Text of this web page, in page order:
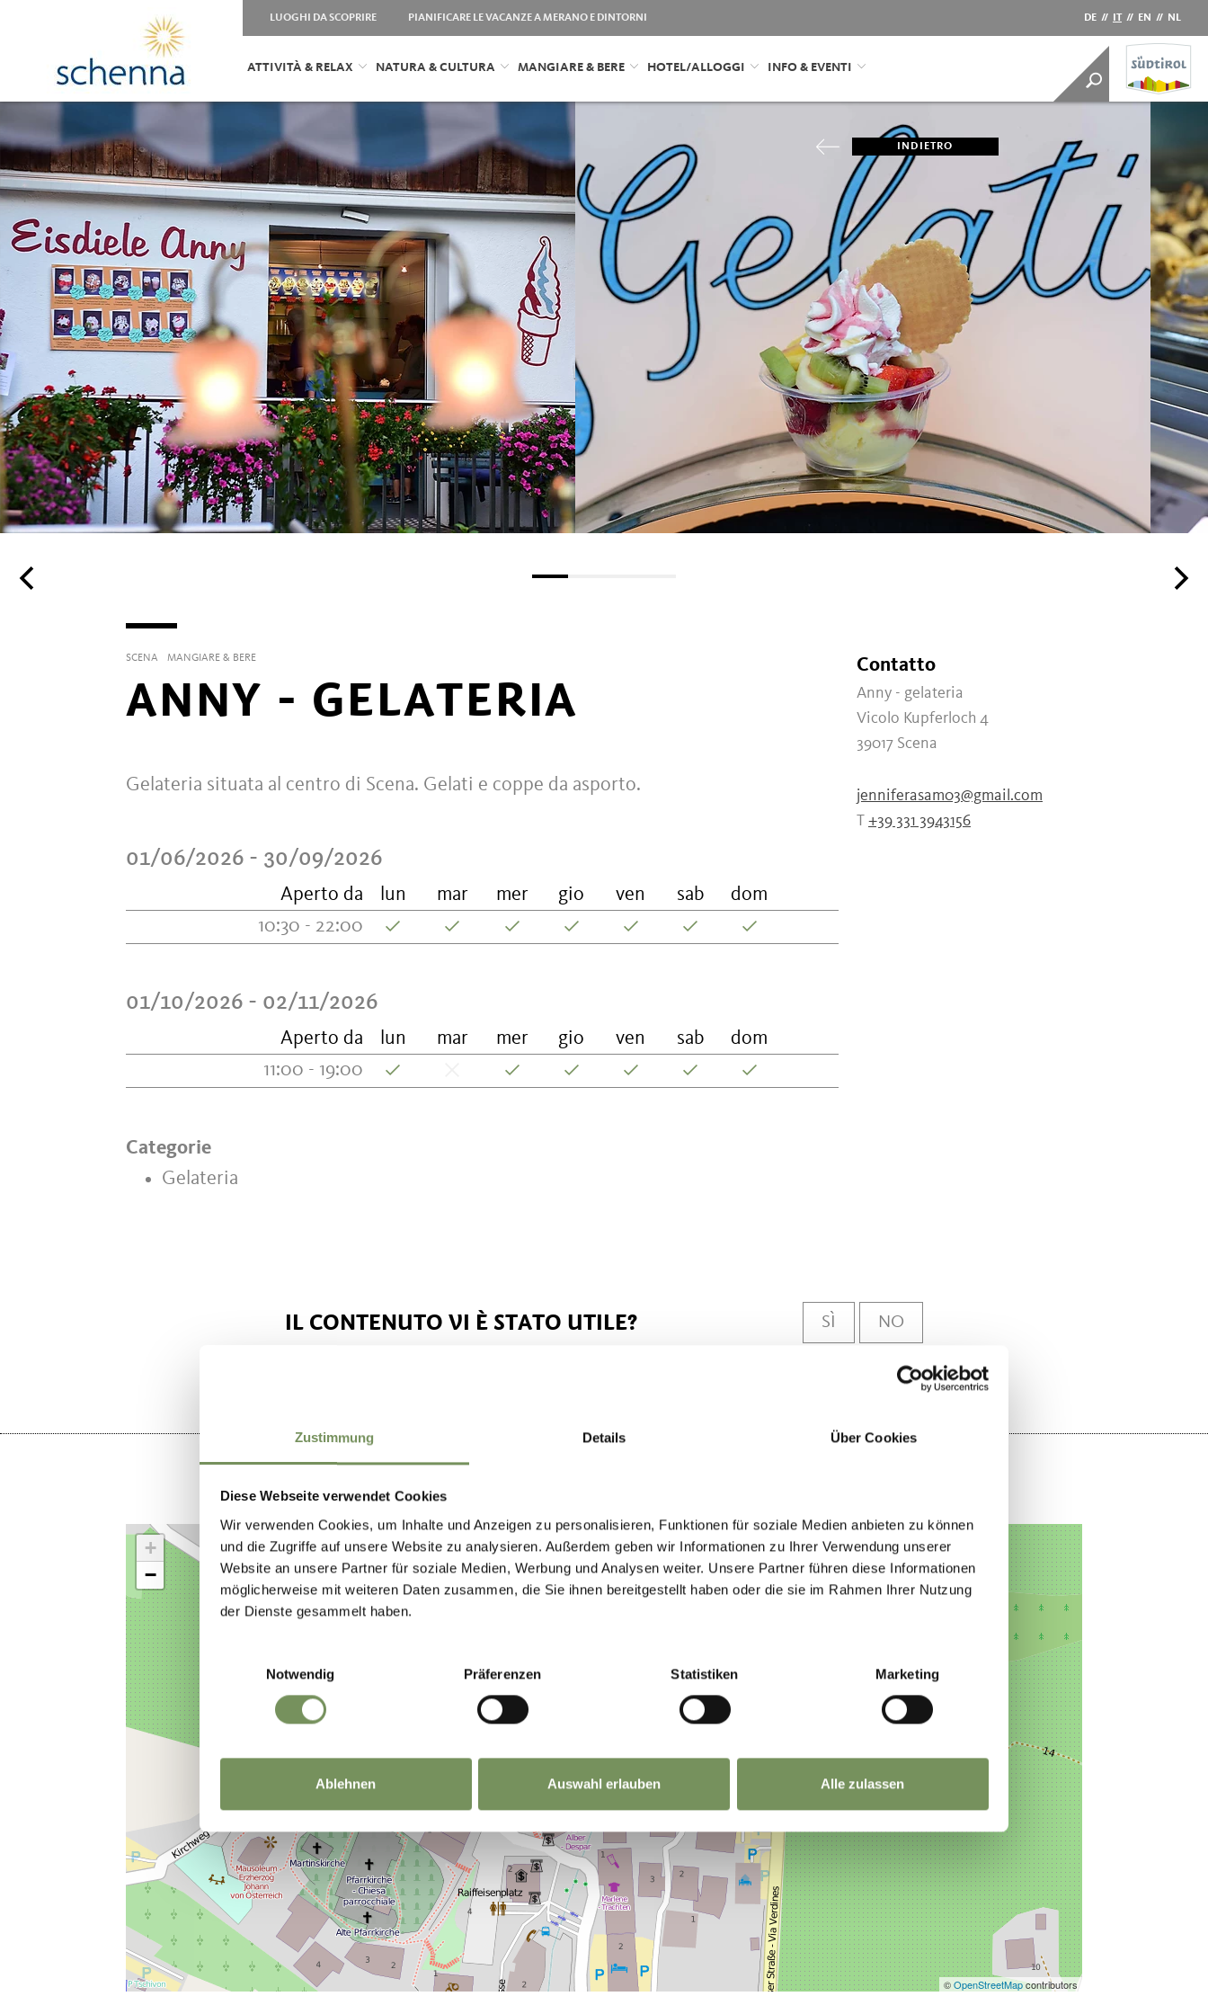
Zustimmung Details Über Cookies
Diese Webseite verwendet Cookies
Wir verwenden Cookies, um Inhalte und Anzeigen zu personalisieren, Funktionen für soziale Medien anbieten zu können
und die Zugriffe auf unsere Website zu analysieren. Außerdem geben wir Informationen zu Ihrer Verwendung unserer
Website an unsere Partner für soziale Medien, Werbung und Analysen weiter. Unsere Partner führen diese Informationen
möglicherweise mit weiteren Daten zusammen, die Sie ihnen bereitgestellt haben oder die sie im Rahmen Ihrer Nutzung
der Dienste gesammelt haben.
Notwendig
Präferenzen Statistiken Marketing
Ablehnen Auswahl erlauben Alle zulassen
LUOGHI DA SCOPRIRE PIANIFICARE LE VACANZE A MERANO E DINTORNI DE // IT // EN // NL
ATTIVITÀ & RELAX NATURA & CULTURA MANGIARE & BERE HOTEL/ALLOGGI INFO & EVENTI
INDIETRO
SCENA MANGIARE & BERE
ANNY - GELATERIA
Gelateria situata al centro di Scena. Gelati e coppe da asporto.
01/06/2026 - 30/09/2026
Aperto da lun mar mer gio ven sab
dom
10:30 - 22:00
01/10/2026 - 02/11/2026
Aperto da lun mar mer gio ven sab
dom
11:00 - 19:00
Categorie
Gelateria
Contatto
Anny - gelateria
Vicolo Kupferloch 4
39017 Scena
jenniferasam03@gmail.com
T +39 331 3943156
IL CONTENUTO VI È STATO UTILE? SÌ NO
+
−
©OpenStreetMapcontributors